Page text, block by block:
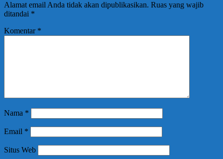
Alamat email Anda tidak akan dipublikasikan. Ruas yang wajib
ditandai *
Komentar *
Nama *
Email *
Situs Web